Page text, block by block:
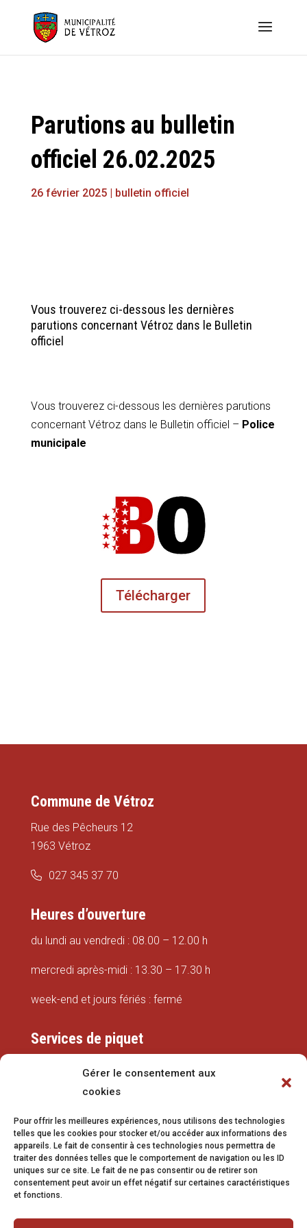
Gérer le consentement aux
cookies
Pour offrir les meilleures expériences, nous utilisons des technologies
telles que les cookies pour stocker et/ou accéder aux informations des
appareils. Le fait de consentir à ces technologies nous permettra de
traiter des données telles que le comportement de navigation ou les ID
uniques sur ce site. Le fait de ne pas consentir ou de retirer son
consentement peut avoir un effet négatif sur certaines caractéristiques
et fonctions.
Parutions au bulletin
officiel 26.02.2025
26 février 2025| bulletin officiel
Vous trouverez ci-dessous les dernières
parutions concernant Vétroz dans le Bulletin
officiel
Vous trouverez ci-dessous les dernières parutions
concernant Vétroz dans le Bulletin officiel – Police
municipale
Télécharger
Commune de Vétroz
Rue des Pêcheurs 12
1963 Vétroz
027 345 37 70
Heures d’ouverture
du lundi au vendredi : 08.00 – 12.00 h
mercredi après-midi : 13.30 – 17.30 h
week-end et jours fériés : fermé
Services de piquet
079 337 66 42
eaux@vetroz.ch
Travaux publics
079 213 92 08